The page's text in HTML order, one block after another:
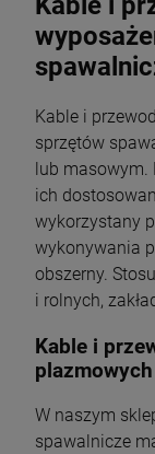
Kable i
sprzętów
lub masowym.
ich
wykorzystany
wykonywania
obszerny.
i rolnych,
Kable i
plazmowych
W naszym
spawalnicze